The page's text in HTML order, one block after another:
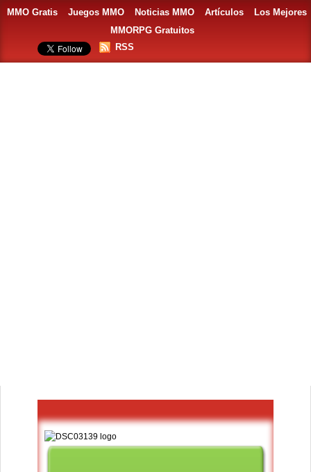
MMO Gratis Juegos MMO Noticias MMO Artículos
Los Mejores
MMORPG Gratuitos
RSS